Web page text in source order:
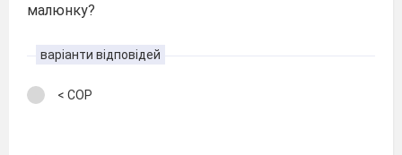
малюнку?
варіанти відповідей
< COP